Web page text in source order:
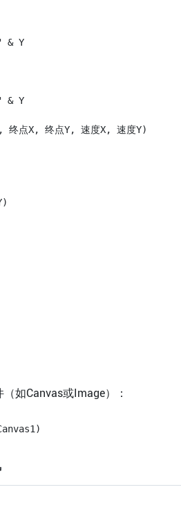
& Y
& Y
终点X, 终点Y, 速度X, 速度Y)
如Canvas或Image）：